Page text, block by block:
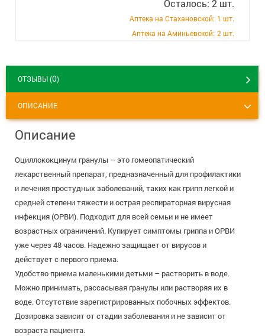
Осталось: 2 шт.
Аптека на Стахановской: 1 шт.
Аптека на Аминьевской: 2 шт.
ОТЗЫВЫ (0)
ОПИСАНИЕ
Описание
Оциллококцинум гранулы – это гомеопатический
лекарственный препарат, предназначенный для профилактики
и лечения простудных заболеваний, таких как грипп легкой и
средней степени тяжести и острая респираторная вирусная
инфекция (ОРВИ). Подходит для всей семьи и не имеет
возрастных ограничений. Купирует симптомы гриппа и ОРВИ
уже через 48 часов. Надежно защищает от вирусов и
действует с первого приема.
Удобство приема маленькими детьми – растворить в воде.
Можно принимать, рассасывая гранулы или растворяя их в
воде. Отсутствие зарегистрированных побочных эффектов.
Дозировка зависит от стадии заболевания и не зависит от
возраста пациента.